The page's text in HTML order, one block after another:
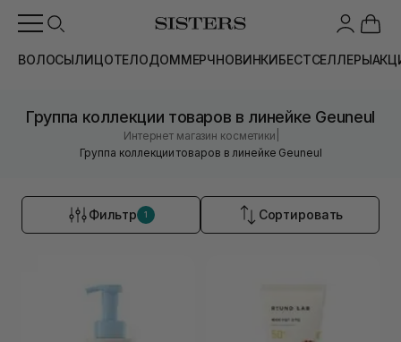
ВОЛОСЫЛИЦОТЕЛОДОММЕРЧНОВИНКИБЕСТСЕЛЛЕРЫ
Группа коллекции товаров в линейке Geuneul
Интернет магазин косметики
Группа коллекции товаров в линейке Geuneul
Фильтр 1 Сортировать